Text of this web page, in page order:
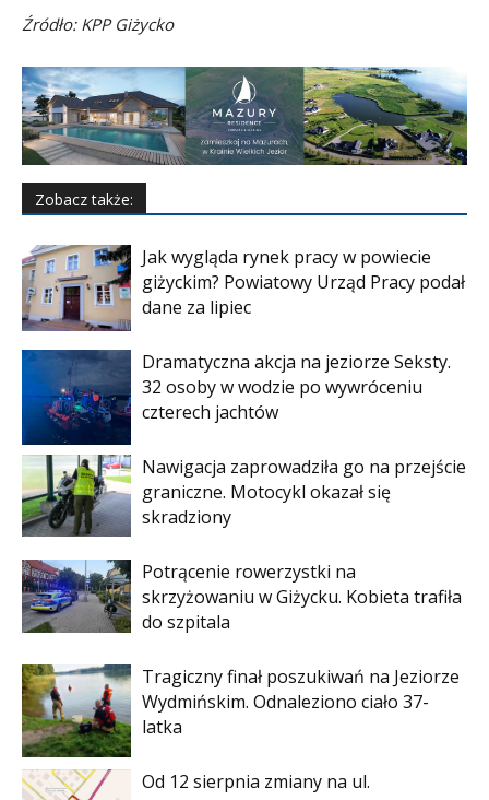
Źródło: KPP Giżycko
Zobacz także:
Jak wygląda rynek pracy w powiecie
giżyckim? Powiatowy Urząd Pracy podał
dane za lipiec
Dramatyczna akcja na jeziorze Seksty.
32 osoby w wodzie po wywróceniu
czterech jachtów
Nawigacja zaprowadziła go na przejście
graniczne. Motocykl okazał się
skradziony
Potrącenie rowerzystki na
skrzyżowaniu w Giżycku. Kobieta trafiła
do szpitala
Tragiczny finał poszukiwań na Jeziorze
Wydmińskim. Odnaleziono ciało 37-
latka
Od 12 sierpnia zmiany na ul.